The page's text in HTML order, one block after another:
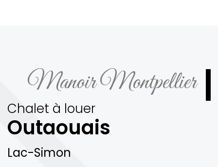
Manoir Montpellier
Chalet à louer
Outaouais
Lac-Simon